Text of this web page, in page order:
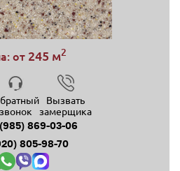
от 245 м2
звонок
Вызвать
замерщика
869-03-06
805-98-70